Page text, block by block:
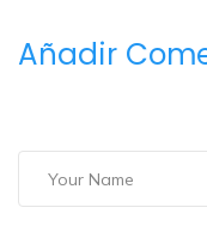
Añadir